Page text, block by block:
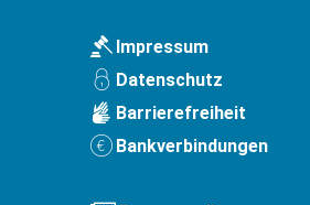
Impressum
Datenschutz
Barrierefreiheit
Bankverbindungen